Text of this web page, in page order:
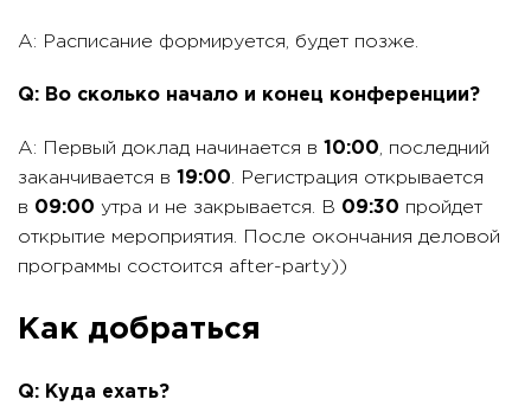
A: Расписание формируется, будет позже.
Q: Во сколько начало и конец конференции?
A: Первый доклад начинается в 10:00 , последний
заканчивается в 19:00 . Регистрация открывается
в 09:00 утра и не закрывается. В 09:30 пройдет
открытие мероприятия. После окончания деловой
программы состоится after-party))
Как добраться
Q: Куда ехать?